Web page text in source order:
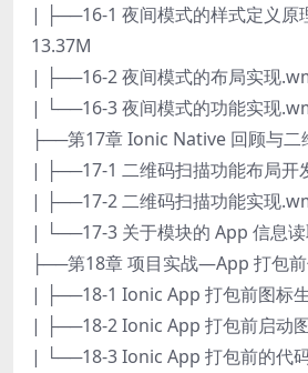
| ├──16-1 夜间模式的样式定义原
13.37M
| ├──16-2 夜间模式的布局实现
| └──16-3 夜间模式的功能实现
├──第17章 Ionic Native 回顾与二
| ├──17-1 二维码扫描功能布局开
| ├──17-2 二维码扫描功能实现
| └──17-3 关于模块的 App 信息
├──第18章 项目实战—App 打包
| ├──18-1 Ionic App 打包前图标
| ├──18-2 Ionic App 打包前启动
| └──18-3 Ionic App 打包前的代